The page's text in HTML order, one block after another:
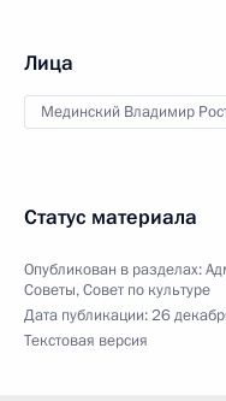
Лица
Мединский Владимир
Статус материала
Опубликован в разделах:
Советы,Совет по культуре
Дата публикации:26
Текстовая версия